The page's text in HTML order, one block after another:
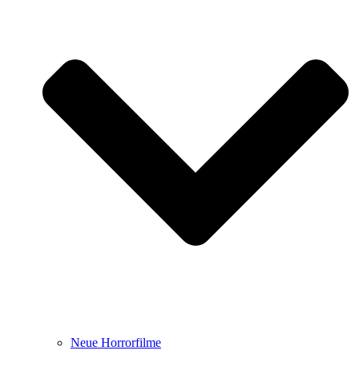
Neue Horrorfilme